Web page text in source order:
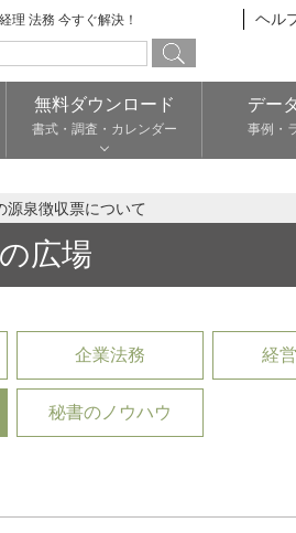
理 法務 今すぐ解決！ ヘル
無料ダウンロード
書式・調査・カレンダー
デー
事例・
源泉徴収票について
広場
企業法務 経
秘書のノウハウ